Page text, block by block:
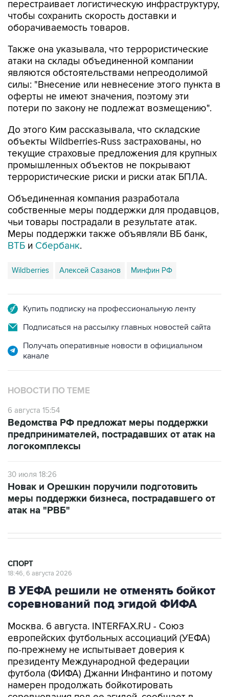
перестраивает логистическую инфраструктуру,
чтобы сохранить скорость доставки и
оборачиваемость товаров.
Также она указывала, что террористические
атаки на склады объединенной компании
являются обстоятельствами непреодолимой
силы: "Внесение или невнесение этого пункта в
оферты не имеют значения, поэтому эти
потери по закону не подлежат возмещению".
До этого Ким рассказывала, что складские
объекты Wildberries-Russ застрахованы, но
текущие страховые предложения для крупных
промышленных объектов не покрывают
террористические риски и риски атак БПЛА.
Объединенная компания разработала
собственные меры поддержки для продавцов,
чьи товары пострадали в результате атак.
Меры поддержки также объявляли ВБ банк,
ВТБ и Сбербанк.
Wildberries Алексей Сазанов Минфин РФ
Купить подписку на профессиональную ленту
Подписаться на рассылку главных новостей сайта
Получать оперативные новости в официальном
канале
НОВОСТИ ПО ТЕМЕ
6 августа 15:54
Ведомства РФ предложат меры поддержки
предпринимателей, пострадавших от атак на
логокомплексы
30 июля 18:26
Новак и Орешкин поручили подготовить
меры поддержки бизнеса, пострадавшего от
атак на "РВБ"
СПОРТ
18:46, 6 августа 2026
В УЕФА решили не отменять бойкот
соревнований под эгидой ФИФА
Москва. 6 августа. INTERFAX.RU - Союз
европейских футбольных ассоциаций (УЕФА)
по-прежнему не испытывает доверия к
президенту Международной федерации
футбола (ФИФА) Джанни Инфантино и потому
намерен продолжать бойкотировать